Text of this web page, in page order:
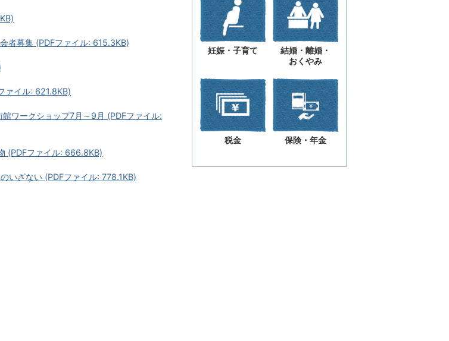
者募集 (PDFファイル: 615.3KB)
ァイル: 621.8KB)
ワークショップ7月～9月 (PDFファイル:
(PDFファイル: 666.8KB)
いざない (PDFファイル: 778.1KB)
妊娠・子育て
結婚・離婚・
おくやみ
税金 保険・年金